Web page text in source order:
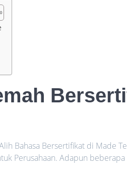
Bahasa Bersertifikat di Made
Perusahaan. Adapun